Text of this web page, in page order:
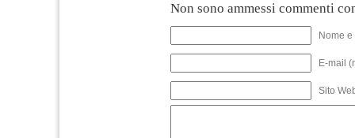
Non sono ammessi commenti
Nome
E-mail
Sito